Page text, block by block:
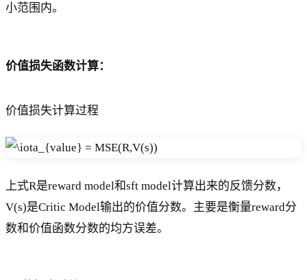
小范围内。
价值损失函数计算：
价值损失计算过程
上式R是reward model和sft model计算出来的反馈分数，
V(s)是Critic Model输出的价值分数。主要是衡量reward分
数和价值函数分数的均方误差。